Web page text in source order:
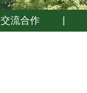
交流合作